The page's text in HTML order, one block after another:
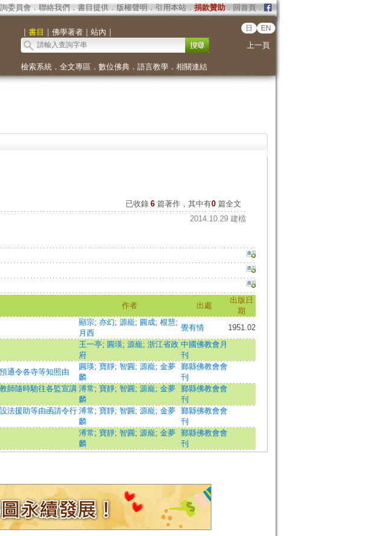
委員會． 聯絡我們 ． 書目提供． 版權聲明 ． 引用本站． 捐款贊助．回首頁．
｜ 書目 ｜ 佛學著者｜ 站內 ｜ 日 EN
上一頁
檢索系統． 全文專區 ． 數位佛典． 語言教學． 相關連結
已收錄 6 篇著作，其中有0篇全文
2014.10.29 建檔
作者 出處
出版日
期
顯宗; 亦幻; 源巃; 圓成; 根慧;
月西
覺有情 1951.02
王一亭; 圓瑛; 源巃; 浙江省政
府
中國佛教會月
刊
通令各寺等知照由
圓瑛; 寶靜; 智圓 ; 源巃; 金夢
麟
鄞縣佛教會會
刊
師隨時馳往各監宣講 溥常; 寶靜; 智圓 ; 源巃; 金夢
麟
鄞縣佛教會會
刊
法援助等由函請令行 溥常; 寶靜; 智圓 ; 源巃; 金夢
麟
鄞縣佛教會會
刊
溥常; 寶靜; 智圓 ; 源巃; 金夢
麟
鄞縣佛教會會
刊